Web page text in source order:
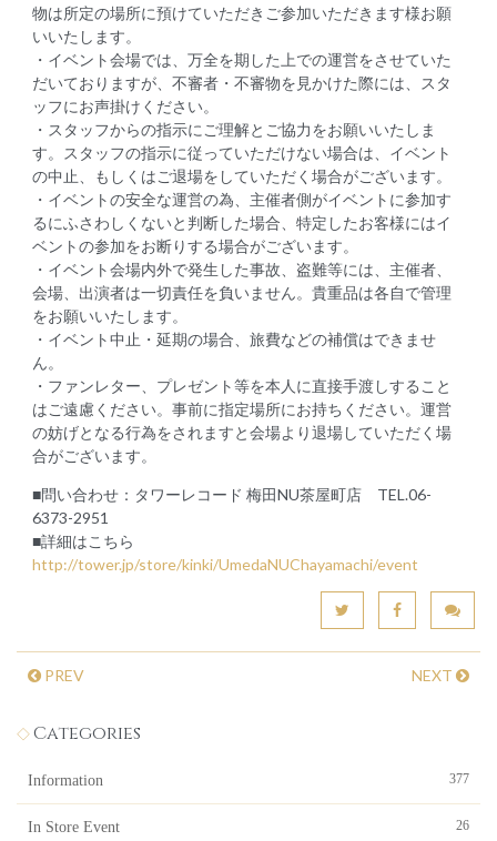
物は所定の場所に預けていただきご参加いただきます様お願
いいたします。
・イベント会場では、万全を期した上での運営をさせていた
だいておりますが、不審者・不審物を見かけた際には、スタ
ッフにお声掛けください。
・スタッフからの指示にご理解とご協力をお願いいたしま
す。スタッフの指示に従っていただけない場合は、イベント
の中止、もしくはご退場をしていただく場合がございます。
・イベントの安全な運営の為、主催者側がイベントに参加す
るにふさわしくないと判断した場合、特定したお客様にはイ
ベントの参加をお断りする場合がございます。
・イベント会場内外で発生した事故、盗難等には、主催者、
会場、出演者は一切責任を負いません。貴重品は各自で管理
をお願いいたします。
・イベント中止・延期の場合、旅費などの補償はできませ
ん。
・ファンレター、プレゼント等を本人に直接手渡しすること
はご遠慮ください。事前に指定場所にお持ちください。運営
の妨げとなる行為をされますと会場より退場していただく場
合がございます。
■問い合わせ：タワーレコード 梅田NU茶屋町店 TEL.06-
6373-2951
■詳細はこちら
http://tower.jp/store/kinki/UmedaNUChayamachi/event
PREV NEXT
Categories
Information 377
In Store Event 26